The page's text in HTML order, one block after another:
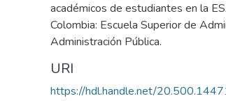
académicos de estudiantes en la
Colombia: Escuela Superior de
Administración Pública.
URI
https://hdl.handle.net/